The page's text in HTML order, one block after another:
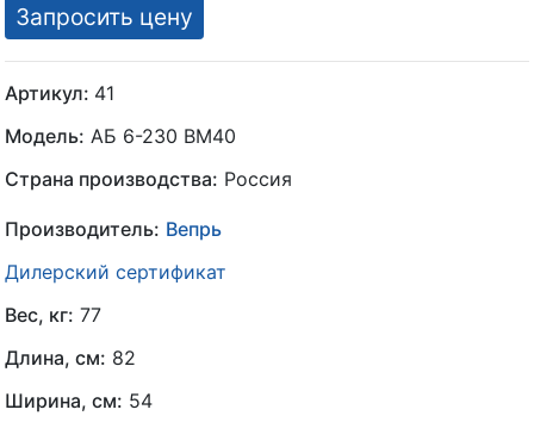
Запросить цену
Артикул: 41
Модель: АБ 6-230 ВМ40
Страна производства: Россия
Производитель: Вепрь
Дилерский сертификат
Вес, кг: 77
Длина, см: 82
Ширина, см: 54